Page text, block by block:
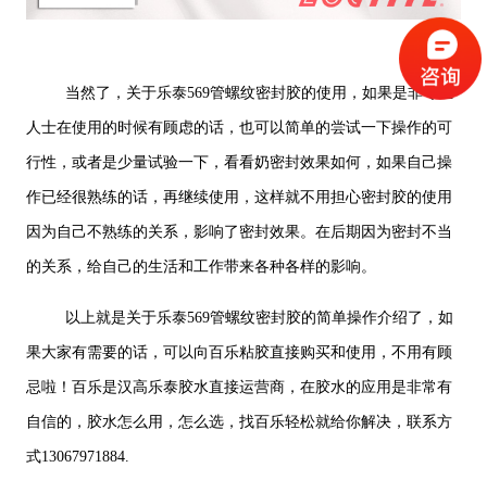
当然了，关于乐泰569管螺纹密封胶的使用，如果是非专业
人士在使用的时候有顾虑的话，也可以简单的尝试一下操作的可
行性，或者是少量试验一下，看看奶密封效果如何，如果自己操
作已经很熟练的话，再继续使用，这样就不用担心密封胶的使用
因为自己不熟练的关系，影响了密封效果。在后期因为密封不当
的关系，给自己的生活和工作带来各种各样的影响。
以上就是关于乐泰569管螺纹密封胶的简单操作介绍了，如
果大家有需要的话，可以向百乐粘胶直接购买和使用，不用有顾
忌啦！百乐是汉高乐泰胶水直接运营商，在胶水的应用是非常有
自信的，胶水怎么用，怎么选，找百乐轻松就给你解决，联系方
式13067971884.